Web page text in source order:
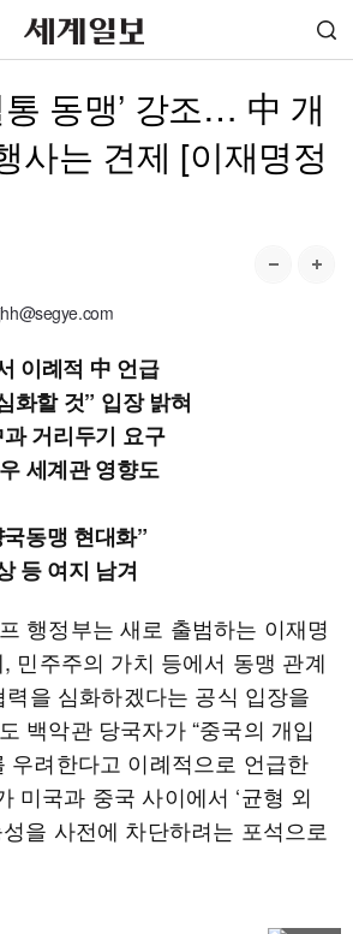
통 동맹’ 강조… 中 개
사는 견제 [이재명정
이례적 中 언급
화할 것” 입장 밝혀
거리두기 요구
세계관 영향도
동맹 현대화”
등 여지 남겨
행정부는 새로 출범하는 이재명
민주주의 가치 등에서 동맹 관계
력을 심화하겠다는 공식 입장을
백악관 당국자가 “중국의 개입
우려한다고 이례적으로 언급한
미국과 중국 사이에서 ‘균형 외
을 사전에 차단하려는 포석으로